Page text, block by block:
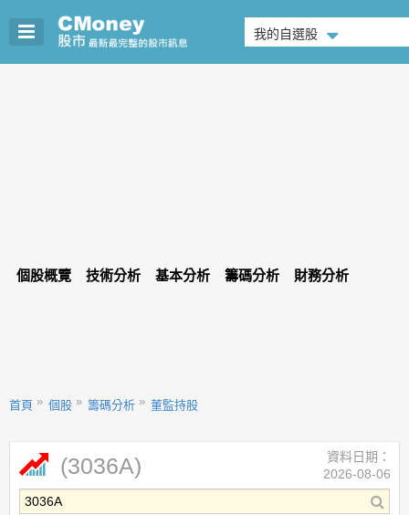
我的自選股
個股概覽 技術分析 基本分析 籌碼分析 財務分析
首頁 個股 籌碼分析 董監持股
(3036A)
資料日期：
2026-08-06